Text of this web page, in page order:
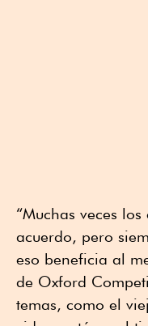
“Muchas veces
acuerdo, pero
eso beneficia al
de Oxford
temas, como el